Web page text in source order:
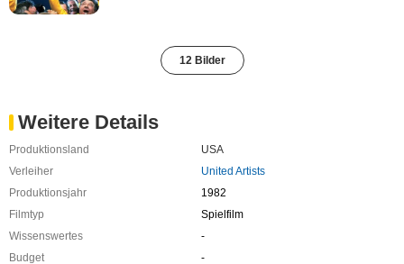
12 Bilder
Weitere Details
Produktionsland
USA
Verleiher
United Artists
Produktionsjahr
1982
Filmtyp
Spielfilm
Wissenswertes
-
Budget
-